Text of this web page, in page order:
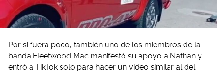
Por si fuera poco, también uno de los miembros de la
banda Fleetwood Mac manifestó su apoyo a Nathan y
entró a TikTok solo para hacer un video similar al del